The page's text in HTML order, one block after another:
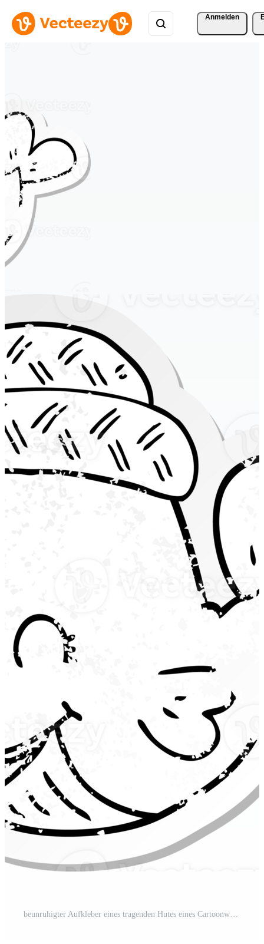
Anmelden
beunruhigter Aufkleber eines tragenden Hutes eines Cartoonwals Pro PNG